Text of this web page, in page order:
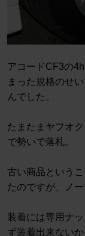
アコードCF3の
まった規格のせ
んでした。
たまたまヤフオ
で勢いで落札。
古い商品という
たのですが、ノ
装着には専用ナ
ず装着出来ない